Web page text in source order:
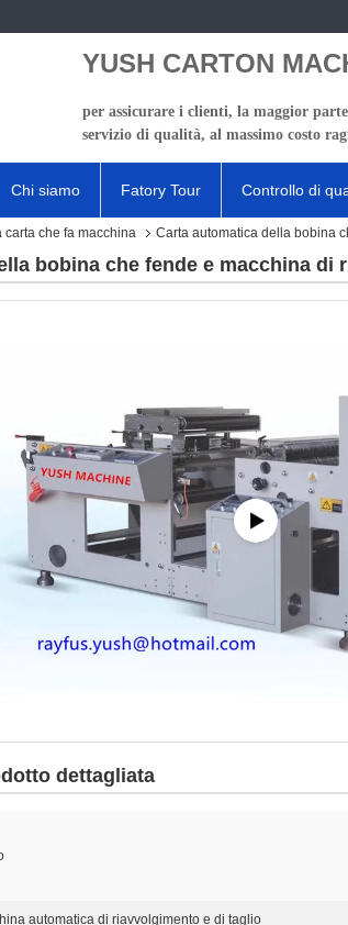
YUSH CARTON
per assicurare i clienti, la maggior
servizio di qualità, al massimo costo
Chi siamo Fatory Tour Controllo di
carta che fa macchina Carta automatica della bobina
bobina che fende e macchina di
dettagliata
automatica di riavvolgimento e di taglio